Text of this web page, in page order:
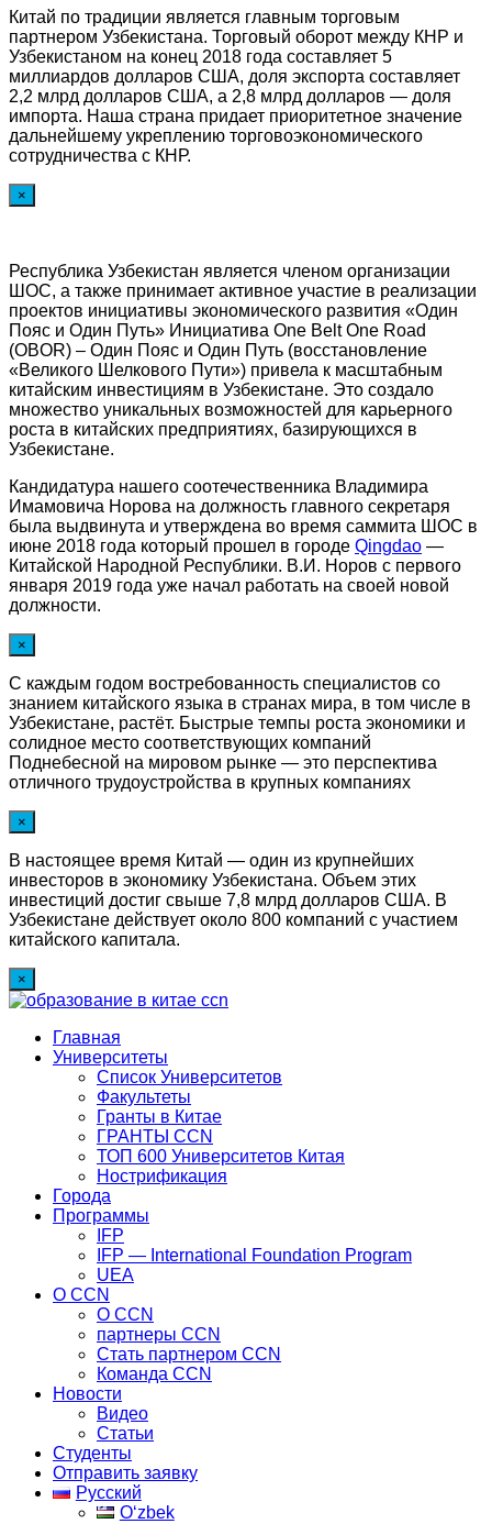
Китай по традиции является главным торговым
партнером Узбекистана. Торговый оборот между КНР и
Узбекистаном на конец 2018 года составляет 5
миллиардов долларов США, доля экспорта составляет
2,2 млрд долларов США, а 2,8 млрд долларов — доля
импорта. Наша страна придает приоритетное значение
дальнейшему укреплению торговоэкономического
сотрудничества с КНР.
×
Республика Узбекистан является членом организации
ШОС, а также принимает активное участие в реализации
проектов инициативы экономического развития «Один
Пояс и Один Путь» Инициатива One Belt One Road
(OBOR) – Один Пояс и Один Путь (восстановление
«Великого Шелкового Пути») привела к масштабным
китайским инвестициям в Узбекистане. Это создало
множество уникальных возможностей для карьерного
роста в китайских предприятиях, базирующихся в
Узбекистане.
Кандидатура нашего соотечественника Владимира
Имамовича Норова на должность главного секретаря
была выдвинута и утверждена во время саммита ШОС в
июне 2018 года который прошел в городе Qingdao —
Китайской Народной Республики. В.И. Норов с первого
января 2019 года уже начал работать на своей новой
должности.
×
С каждым годом востребованность специалистов со
знанием китайского языка в странах мира, в том числе в
Узбекистане, растёт. Быстрые темпы роста экономики и
солидное место соответствующих компаний
Поднебесной на мировом рынке — это перспектива
отличного трудоустройства в крупных компаниях
×
В настоящее время Китай — один из крупнейших
инвесторов в экономику Узбекистана. Объем этих
инвестиций достиг свыше 7,8 млрд долларов США. В
Узбекистане действует около 800 компаний с участием
китайского капитала.
×
Главная
Университеты
Список Университетов
Факультеты
Гранты в Китае
ГРАНТЫ ССN
ТОП 600 Университетов Китая
Нострификация
Города
Программы
IFP
IFP — International Foundation Program
UEA
О CCN
О CCN
партнеры ССN
Стать партнером CCN
Команда ССN
Новости
Видео
Статьи
Студенты
Отправить заявку
Русский
Oʻzbek